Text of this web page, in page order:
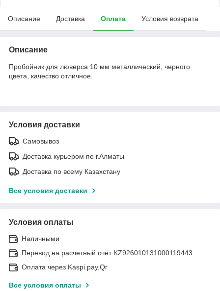
Описание Доставка Оплата Условия возврата
Описание
Пробойник для люверса 10 мм металлический, черного
цвета, качество отличное.
Условия доставки
Самовывоз
Доставка курьером по г.Алматы
Доставка по всему Казахстану
Все условия доставки
Условия оплаты
Наличными
Перевод на расчетный счёт KZ926010131000119443
Оплата через Kaspi.pay,Qr
Все условия оплаты